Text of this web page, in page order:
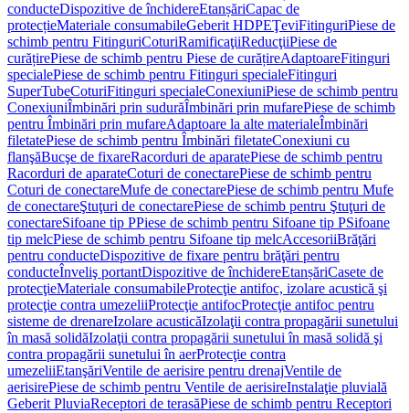
conducteDispozitive de închidereEtanșăriCapac de
protecțieMateriale consumabileGeberit HDPEŢeviFitinguriPiese de
schimb pentru FitinguriCoturiRamificaţiiReducţiiPiese de
curățirePiese de schimb pentru Piese de curățireAdaptoareFitinguri
specialePiese de schimb pentru Fitinguri specialeFitinguri
SuperTubeCoturiFitinguri specialeConexiuniPiese de schimb pentru
ConexiuniÎmbinări prin sudurăÎmbinări prin mufarePiese de schimb
pentru Îmbinări prin mufareAdaptoare la alte materialeÎmbinări
filetatePiese de schimb pentru Îmbinări filetateConexiuni cu
flanşăBucşe de fixareRacorduri de aparatePiese de schimb pentru
Racorduri de aparateCoturi de conectarePiese de schimb pentru
Coturi de conectareMufe de conectarePiese de schimb pentru Mufe
de conectareŞtuţuri de conectarePiese de schimb pentru Ştuţuri de
conectareSifoane tip PPiese de schimb pentru Sifoane tip PSifoane
tip melcPiese de schimb pentru Sifoane tip melcAccesoriiBrăţări
pentru conducteDispozitive de fixare pentru brăţări pentru
conducteÎnveliş portantDispozitive de închidereEtanșăriCasete de
protecţieMateriale consumabileProtecţie antifoc, izolare acustică şi
protecţie contra umezeliiProtecţie antifocProtecţie antifoc pentru
sisteme de drenareIzolare acusticăIzolaţii contra propagării sunetului
în masă solidăIzolaţii contra propagării sunetului în masă solidă şi
contra propagării sunetului în aerProtecţie contra
umezeliiEtanşăriVentile de aerisire pentru drenajVentile de
aerisirePiese de schimb pentru Ventile de aerisireInstalaţie pluvială
Geberit PluviaReceptori de terasăPiese de schimb pentru Receptori